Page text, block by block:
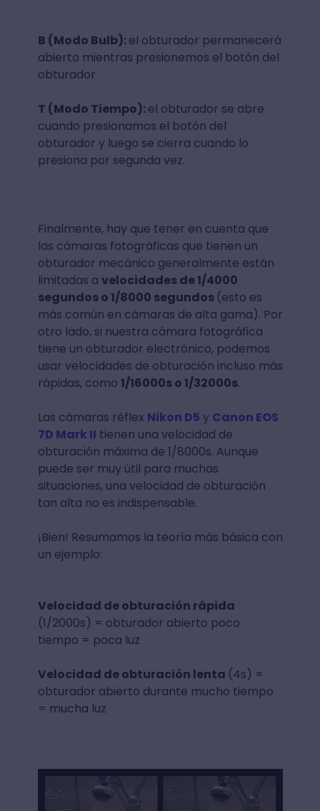
B (Modo Bulb):el obturador permanecerá
abierto mientras presionemos el botón del
obturador
T (Modo Tiempo):el obturador se abre
cuando presionamos el botón del
obturador y luego se cierra cuando lo
presiona por segunda vez.
Finalmente, hay que tener en cuenta que
las cámaras fotográficas que tienen un
obturador mecánico generalmente están
limitadas a velocidades de 1/4000
segundos o 1/8000 segundos (esto es
más común en cámaras de alta gama). Por
otro lado, si nuestra cámara fotográfica
tiene un obturador electrónico, podemos
usar velocidades de obturación incluso más
rápidas, como 1/16000s o 1/32000s.
Las cámaras réflex Nikon D5 y Canon EOS
7D Mark II tienen una velocidad de
obturación máxima de 1/8000s. Aunque
puede ser muy útil para muchas
situaciones, una velocidad de obturación
tan alta no es indispensable.
¡Bien! Resumamos la teoría más básica con
un ejemplo:
Velocidad de obturación rápida
(1/2000s) = obturador abierto poco
tiempo = poca luz
Velocidad de obturación lenta (4s) =
obturador abierto durante mucho tiempo
= mucha luz